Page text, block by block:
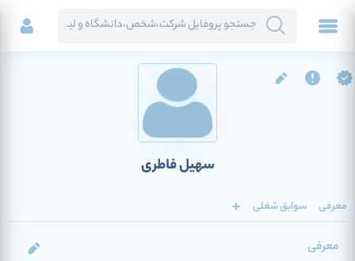
سهیل فاطری
معرفی سوابق شغلی
معرفی